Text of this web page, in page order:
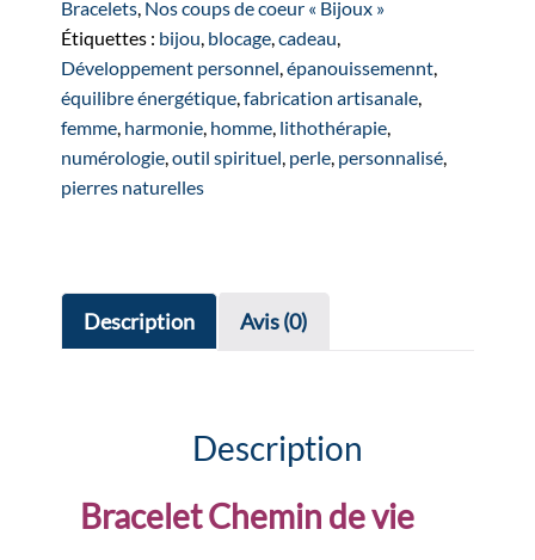
de
vie
Bracelets, Nos coups de coeur « Bijoux »
Étiquettes : bijou, blocage,cadeau,
Développement personnel,épanouissemennt,
équilibre énergétique,fabrication artisanale,
femme, harmonie, homme, lithothérapie,
numérologie,outil spirituel, perle, personnalisé,
pierres naturelles
Description Avis (0)
Description
Bracelet Chemin de vie